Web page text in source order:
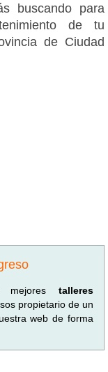
buscando para
de tu
de Ciudad
mejores talleres
sos propietario de un
web de forma